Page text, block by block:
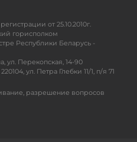
от 25.10.2010г.
горисполком
Республики Беларусь -
ул. Перекопская, 14-90
ул. Петра Глебки 11/1, п/я 71
разрешение вопросов